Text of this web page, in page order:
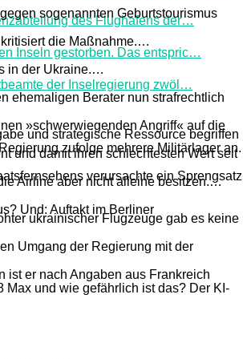
des Flughafens der…
Inseln gestorben. Das entspric…
der Inselregierung zwöl …
sogenannten Geburtstourismus
und strategische Ressource begriffen
die Maßnahme.…
zufolge mehrere Militärlager an.
in der Ukraine.…
verursachte ein Sprengsatz
ehemaligen Berater nun strafrechtlich
ukrainischer Flugzeuge gab es keine
»schwerwiegenden Angriff« auf die
Umgang der Regierung mit der
und damit ihren schlechtesten Wert seit
ist er nach Angaben aus Frankreich
Airline aber nicht alleine besitzen.…
Max und wie gefährlich ist das? Der KI-
Und: Auftakt im Berliner